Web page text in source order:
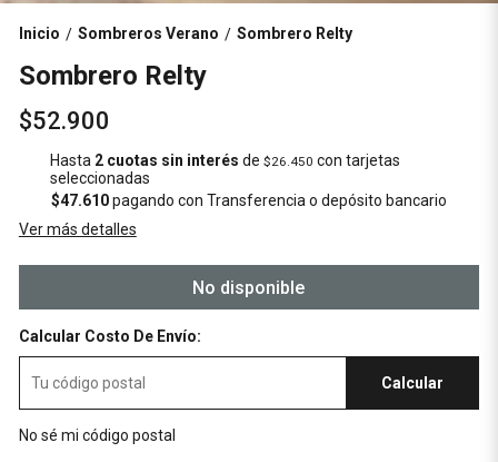
Inicio / Sombreros Verano / Sombrero Relty
Sombrero Relty
$52.900
Hasta 2 cuotas sin interés de $26.450 con tarjetas
seleccionadas
$47.610pagando con Transferencia o depósito bancario
Ver más detalles
No disponible
Calcular Costo De Envío:
Calcular
No sé mi código postal